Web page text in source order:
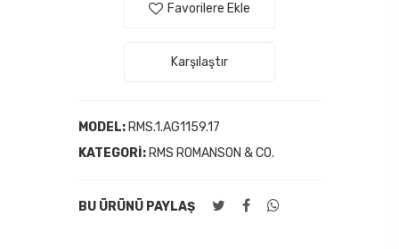
Favorilere Ekle
Karşılaştır
MODEL:RMS.1.AG1159.17
KATEGORI:RMS ROMANSON & CO.
BU ÜRÜNÜ PAYLAŞ